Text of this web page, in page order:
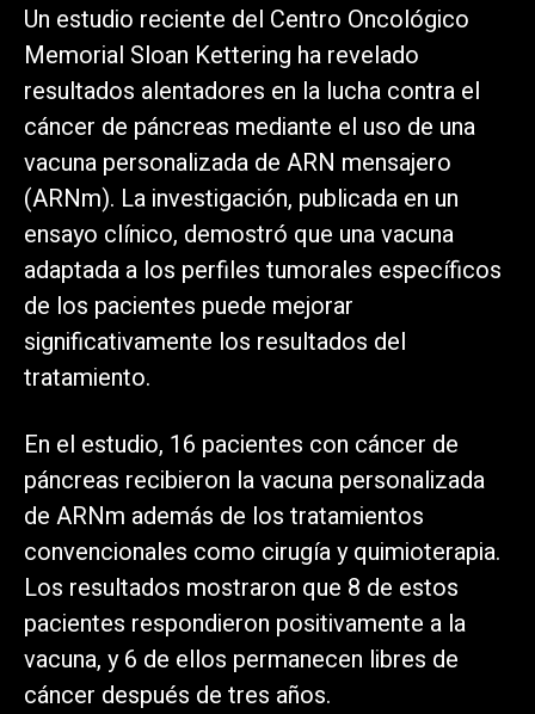
Un estudio reciente del Centro Oncológico
Memorial Sloan Kettering ha revelado
resultados alentadores en la lucha contra el
cáncer de páncreas mediante el uso de una
vacuna personalizada de ARN mensajero
(ARNm). La investigación, publicada en un
ensayo clínico, demostró que una vacuna
adaptada a los perfiles tumorales específicos
de los pacientes puede mejorar
significativamente los resultados del
tratamiento.
En el estudio, 16 pacientes con cáncer de
páncreas recibieron la vacuna personalizada
de ARNm además de los tratamientos
convencionales como cirugía y quimioterapia.
Los resultados mostraron que 8 de estos
pacientes respondieron positivamente a la
vacuna, y 6 de ellos permanecen libres de
cáncer después de tres años.